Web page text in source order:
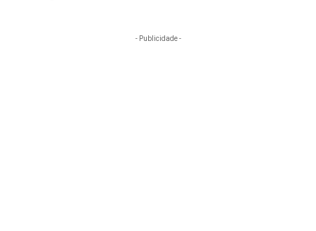
- Publicidade -